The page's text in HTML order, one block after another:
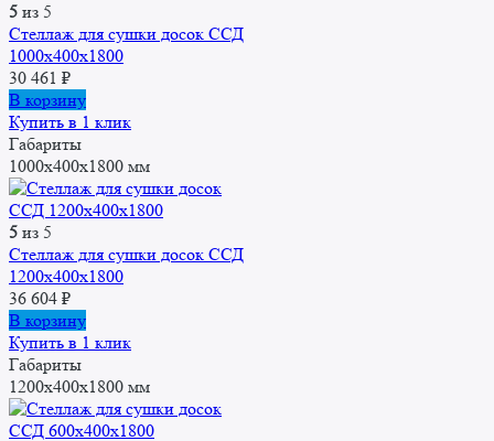
5 из 5
Стеллаж для сушки досок ССД
1000x400x1800
30 461 ₽
В корзину
Купить в 1 клик
Габариты
1000x400x1800 мм
5 из 5
Стеллаж для сушки досок ССД
1200x400x1800
36 604 ₽
В корзину
Купить в 1 клик
Габариты
1200x400x1800 мм